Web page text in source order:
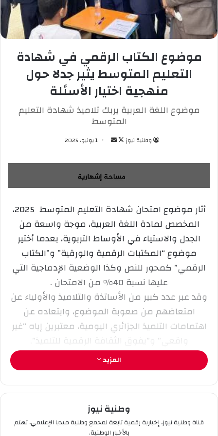
موضوع الكتاب الرقمي في شهادة
التعليم المتوسط يثير جدلا حول
منهجية اختيار الأسئلة
موضوع اللغة العربية يربك تلاميذ شهادة التعليم
المتوسط
وطنية نيوز
ت
ب
ع
ع
ى
X
س
ل
ب
ي
د
ل
ك
ت
ا
1 يونيو، 2025
أثار موضوع امتحان شهادة التعليم المتوسط 2025،
المخصص لمادة اللغة العربية، موجة واسعة من
الجدل والاستياء في الأوساط التربوية، بعدما أختير
موضوع “المكتبات الرقمية والورقية” و”الكتاب
الرقمي” كمحور للنص وكذا الوضعية الإدماجية التي
عليها نسبة 40% من الامتحان .
وقد عبر عدد كبير من الأساتذة والتلاميذ والأولياء عن
امتعاضهم من صعوبة الموضوع، وابتعاده عن
اهتمامات التلميذ الجزائري اليومية، معتبرين إياه “غير
واقعي” و”يفوق الثقافة الرقمية للتلميذ”.
جاء نص القراءة مخصصًا لمقارنة بين المكتبة الرقمية
ونظيرتها الورقية، بينما طُلب من التلاميذ في الوضعية
الإدماجية التوسّع في الفرق بين الكتاب الورقي
والرقمي، وهو ما اعتُبر غير مألوف في السياق التربوي
الجزائري، لا سيما أن أغلب المؤسسات التعليمية لا
المزيد
وطنية نيوز
قناة وطنية نيوز، إخبارية رقمية تابعة لمجمع وطنية ميديا الإعلامي، تهتم
بالأخبار الوطنية.